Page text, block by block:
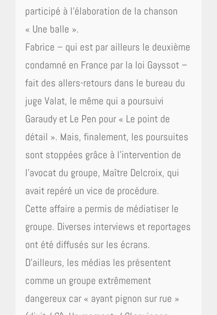
participé à l’élaboration de la chanson
« Une balle ».
Fabrice – qui est par ailleurs le deuxième
condamné en France par la loi Gayssot –
fait des allers-retours dans le bureau du
juge Valat, le même qui a poursuivi
Garaudy et Le Pen pour « Le point de
détail ». Mais, finalement, les poursuites
sont stoppées grâce à l’intervention de
l’avocat du groupe, Maître Delcroix, qui
avait repéré un vice de procédure.
Cette affaire a permis de médiatiser le
groupe. Diverses interviews et reportages
ont été diffusés sur les écrans.
D’ailleurs, les médias les présentent
comme un groupe extrêmement
dangereux car « ayant pignon sur rue »